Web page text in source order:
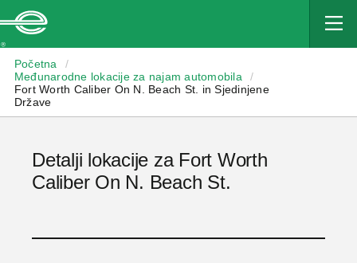
Početna
/
Međunarodne lokacije za najam automobila
/
Fort Worth Caliber On N. Beach St. in Sjedinjene
Države
Detalji lokacije za Fort Worth
Caliber On N. Beach St.